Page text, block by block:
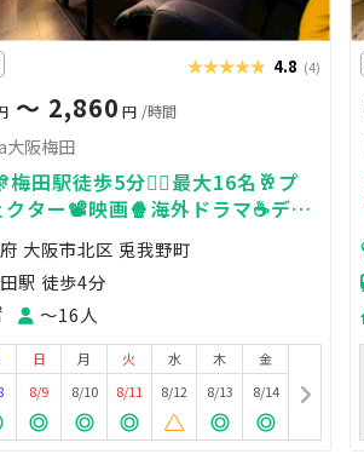
★★★★★
★★★★★ 4.8 (4)
〜 2,860 円 /時間
阪梅田
梅田駅徒歩5分🚶‍♀️最大16名🥂プ
クター📽️映画🍿海外ドラマ☕️デー
ム🎮女子会💗タコパ🐙推し活
🍻ママ会🧚
大阪市北区 兎我野町
駅 徒歩4分
〜16人
日
8/9
月
8/10
火
8/11
水
8/12
木
8/13
金
8/14